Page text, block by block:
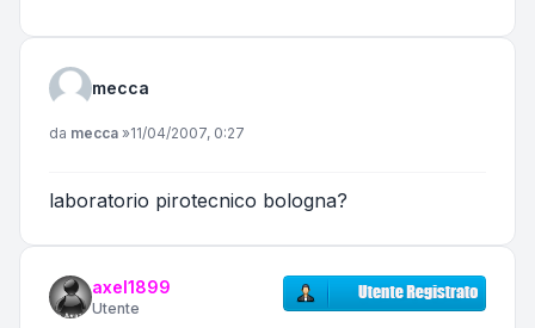
mecca
Messaggio
da mecca »11/04/2007, 0:27
laboratorio pirotecnico bologna?
axel1899
Utente